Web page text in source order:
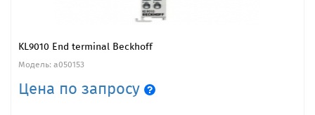
KL9010 End terminal Beckhoff
Модель: a050153
Цена по запросу